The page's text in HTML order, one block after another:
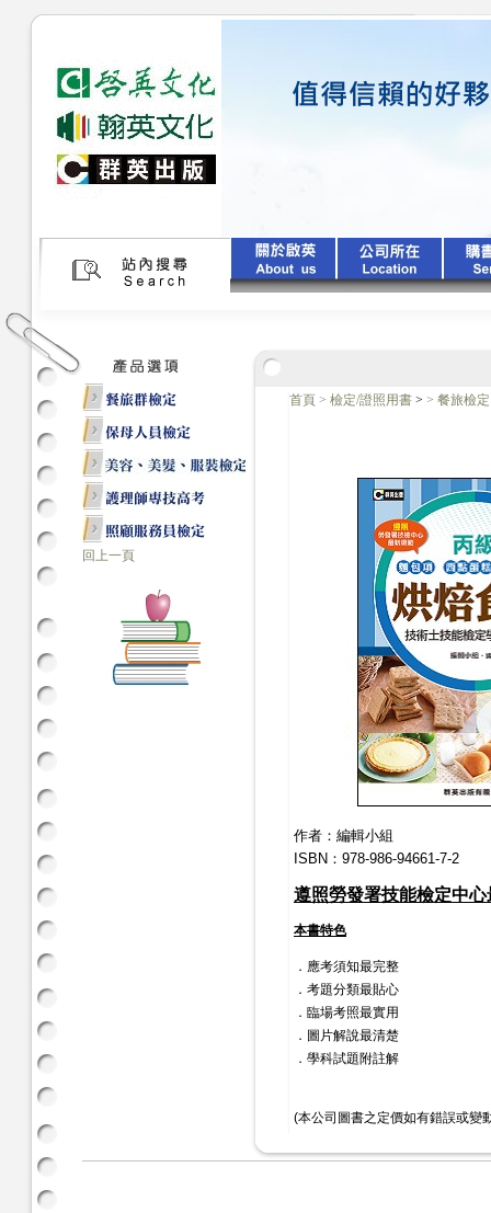
回上一頁
首頁 > 檢定/證照用書 > > 餐旅檢定
作者：編輯小組
ISBN：978-986-94661-7-2
遵照勞發署技能檢定中心
本書特色
．應考須知最完整
．考題分類最貼心
．臨場考照最實用
．圖片解說最清楚
．學科試題附註解
(本公司圖書之定價如有錯誤或變